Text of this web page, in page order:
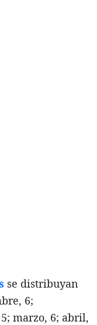
se distribuyan
6;
marzo, 6; abril,